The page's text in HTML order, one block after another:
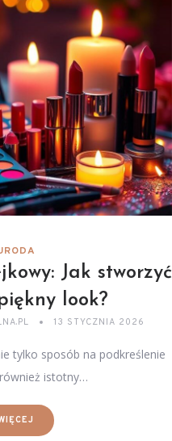
Jak stworzyć
look?
13 STYCZNIA 2026
tylko sposób na podkreślenie
istotny…